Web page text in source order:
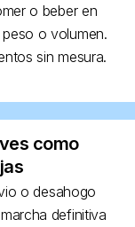
o beber en
o volumen.
sin mesura.
como
o desahogo
definitiva